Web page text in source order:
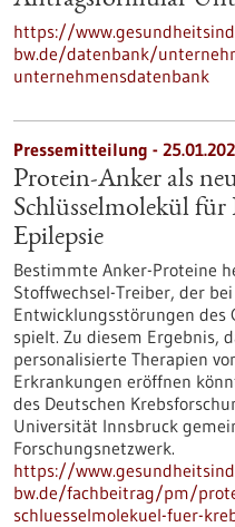
https://
bw.de/datenbank/
unternehmensdatenbank
Pressemitteilung -
Protein-Anker als
Schlüsselmolekül
Epilepsie
Bestimmte Anker-Proteine
Stoffwechsel-Treiber, der
Entwicklungsstörungen des
spielt. Zu diesem Ergebnis,
personalisierte Therapien
Erkrankungen eröffnen
des Deutschen
Universität Innsbruck
Forschungsnetzwerk.
https://
bw.de/fachbeitrag/pm/
schluesselmolekuel-fuer-